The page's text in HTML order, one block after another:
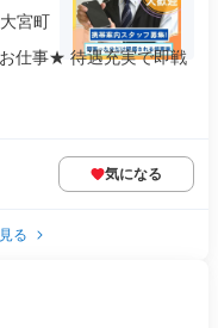
宮町
仕事★ 待遇充実で即戦
気になる
る